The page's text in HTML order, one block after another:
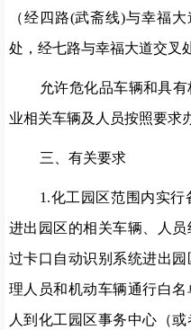
（经四路(武斋线)与幸福大
处， 经七路与幸福大道交叉
允许危化品车辆和具
业相关车辆及人员按照要求
三、 有关要求
1.化工园区范围内实
进出园区的相关车辆、人
过卡口自动识别系统进出
理人员和机动车辆通行白
人到化工园区事务中心 （